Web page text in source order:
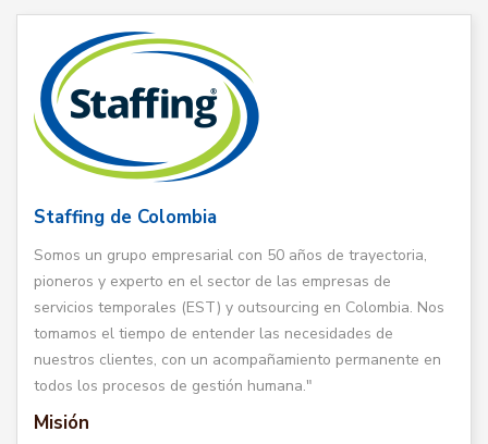
Staffing de Colombia
Somos un grupo empresarial con 50 años de trayectoria,
pioneros y experto en el sector de las empresas de
servicios temporales (EST) y outsourcing en Colombia. Nos
tomamos el tiempo de entender las necesidades de
nuestros clientes, con un acompañamiento permanente en
todos los procesos de gestión humana."
Misión